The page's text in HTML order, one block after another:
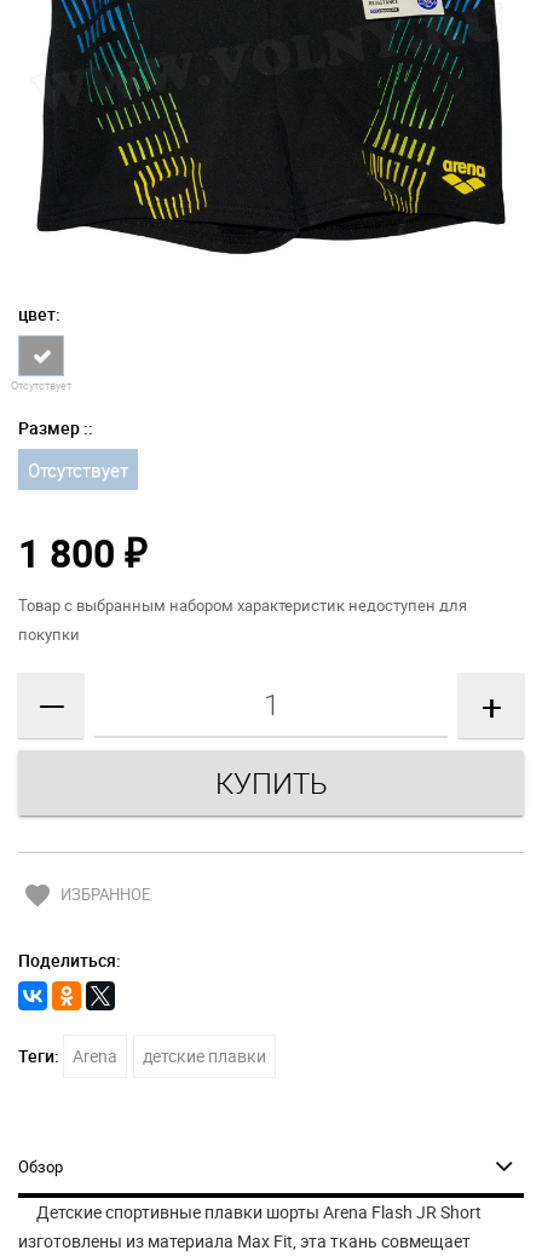
цвет:
Отсутствует
Размер ::
Отсутствует
1 800 ₽
Товар с выбранным набором характеристик недоступен для
покупки
— +
favorite ИЗБРАННОЕ
Поделиться:
Теги: Arena детские плавки
Обзор
Детские спортивные плавки шорты Arena Flash JR Short
изготовлены из материала Max Fit, эта ткань совмещает